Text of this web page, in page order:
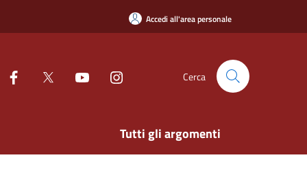
Accedi all'area personale
Cerca
Tutti gli argomenti